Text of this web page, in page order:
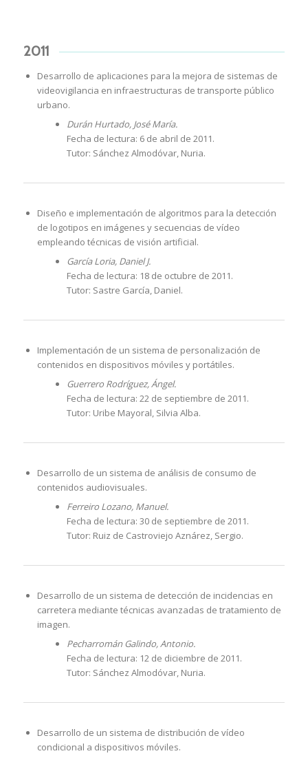
2011
Desarrollo de aplicaciones para la mejora de sistemas de
videovigilancia en infraestructuras de transporte público
urbano.
Durán Hurtado, José María.
Fecha de lectura: 6 de abril de 2011.
Tutor: Sánchez Almodóvar, Nuria.
Diseño e implementación de algoritmos para la detección
de logotipos en imágenes y secuencias de vídeo
empleando técnicas de visión artificial.
García Loria, Daniel J.
Fecha de lectura: 18 de octubre de 2011.
Tutor: Sastre García, Daniel.
Implementación de un sistema de personalización de
contenidos en dispositivos móviles y portátiles.
Guerrero Rodríguez, Ángel.
Fecha de lectura: 22 de septiembre de 2011.
Tutor: Uribe Mayoral, Silvia Alba.
Desarrollo de un sistema de análisis de consumo de
contenidos audiovisuales.
Ferreiro Lozano, Manuel.
Fecha de lectura: 30 de septiembre de 2011.
Tutor: Ruiz de Castroviejo Aznárez, Sergio.
Desarrollo de un sistema de detección de incidencias en
carretera mediante técnicas avanzadas de tratamiento de
imagen.
Pecharromán Galindo, Antonio.
Fecha de lectura: 12 de diciembre de 2011.
Tutor: Sánchez Almodóvar, Nuria.
Desarrollo de un sistema de distribución de vídeo
condicional a dispositivos móviles.